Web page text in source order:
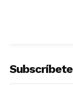
Subscríbete